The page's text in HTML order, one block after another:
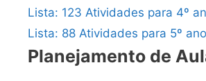
Lista: 123 Atividades para 4º
Lista: 88 Atividades para 5º ano
Planejamento de